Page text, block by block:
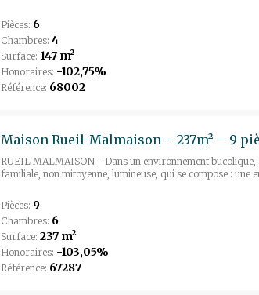
Pièces: 6
Chambres: 4
Surface: 147 m²
Honoraires: -102,75%
Référence: 68002
Maison Rueil-Malmaison – 237m² – 9
RUEIL MALMAISON - Dans un environnement bucolique,
familiale, non mitoyenne, lumineuse, qui se compose : une
Pièces: 9
Chambres: 6
Surface: 237 m²
Honoraires: -103,05%
Référence: 67287